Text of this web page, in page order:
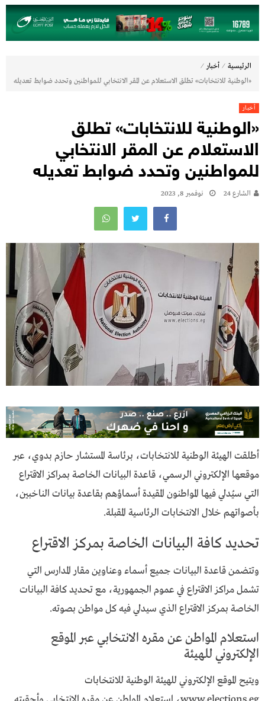
الرئيسية ⁄ أخبار ⁄
«الوطنية للانتخابات» تطلق الاستعلام عن المقر الانتخابي للمواطنين وتحدد ضوابط تعديله
أخبار
«الوطنية للانتخابات» تطلق
الاستعلام عن المقر الانتخابي
للمواطنين وتحدد ضوابط تعديله
الشارع 24 نوفمبر 8, 2023
أطلقت الهيئة الوطنية للانتخابات، برئاسة المستشار حازم بدوي، عبر
موقعها الإلكتروني الرسمي، قاعدة البيانات الخاصة بمراكز الاقتراع
التي سيُدلي فيها المواطنون المقيدة أسماؤهم بقاعدة بيانات الناخبين،
بأصواتهم خلال الانتخابات الرئاسية المقبلة.
تحديد كافة البيانات الخاصة بمركز الاقتراع
وتتضمن قاعدة البيانات جميع أسماء وعناوين مقار المدارس التي
تشمل مراكز الاقتراع في عموم الجمهورية، مع تحديد كافة البيانات
الخاصة بمركز الاقتراع الذي سيدلي فيه كل مواطن بصوته.
استعلام المواطن عن مقره الانتخابي عبر الموقع
الإلكتروني للهيئة
ويتيح الموقع الإلكتروني للهيئة الوطنية للانتخابات